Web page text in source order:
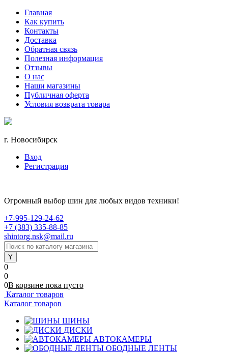
Главная
Как купить
Контакты
Доставка
Обратная связь
Полезная информация
Отзывы
О нас
Наши магазины
Публичная оферта
Условия возврата товара
г. Новосибирск
Вход
Регистрация
Огромный выбор шин для любых видов техники!
+7-995-129-24-62
+7 (383) 335-88-85
shintorg.nsk@mail.ru
0
0
0В корзине пока пусто
Каталог товаров
Каталог товаров
ШИНЫ
ДИСКИ
АВТОКАМЕРЫ
ОБОДНЫЕ ЛЕНТЫ